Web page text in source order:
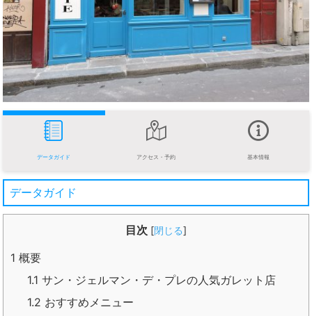
データガイド アクセス・予約 基本情報
データガイド
目次 [閉じる]
1 概要
1.1 サン・ジェルマン・デ・プレの人気ガレット店
1.2 おすすめメニュー